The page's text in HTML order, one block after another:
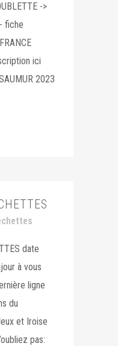
->
fiche
ici
2023
date
à vous
ligne
du
et Iroise
pas: